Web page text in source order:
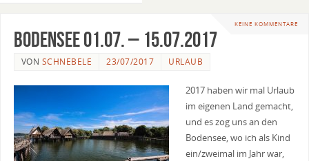
KEINE KOMMENTARE
Bodensee 01.07. – 15.07.2017
VON SCHNEBELE 23/07/2017 URLAUB
2017 haben wir mal Urlaub
im eigenen Land gemacht,
und es zog uns an den
Bodensee, wo ich als Kind
ein/zweimal im Jahr war,